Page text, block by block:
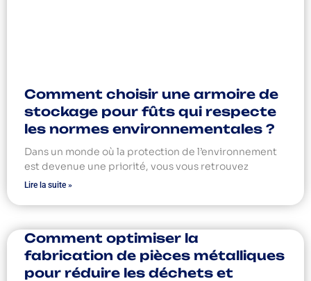
Comment choisir une armoire de
stockage pour fûts qui respecte
les normes environnementales ?
Dans un monde où la protection de l’environnement
est devenue une priorité, vous vous retrouvez
Lire la suite »
Comment optimiser la
fabrication de pièces métalliques
pour réduire les déchets et